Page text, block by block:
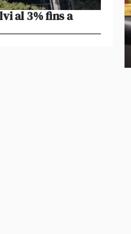
al 3% fins a Les